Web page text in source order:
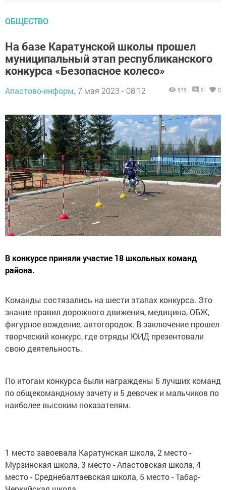
ОБЩЕСТВО
На базе Каратунской школы прошел
муниципальный этап республиканского
конкурса «Безопасное колесо»
Апастово-информ, 7 мая 2023 - 08:12 573 0 0
В конкурсе приняли участие 18 школьных команд
района.
Команды состязались на шести этапах конкурса. Это
знание правил дорожного движения, медицина, ОБЖ,
фигурное вождение, автогородок. В заключение прошел
творческий конкурс, где отряды ЮИД презентовали
свою деятельность.
По итогам конкурса были награждены 5 лучших команд
по общекомандному зачету и 5 девочек и мальчиков по
наиболее высоким показателям.
1 место завоевала Каратунская школа, 2 место -
Мурзинская школа, 3 место - Апастовская школа, 4
место - Среднебалтаевская школа, 5 место - Табар-